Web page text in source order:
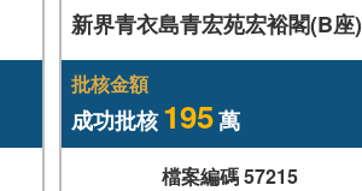
新界青衣島青宏苑宏裕閣(B座)
批核金額
成功批核195萬
檔案編碼 57215